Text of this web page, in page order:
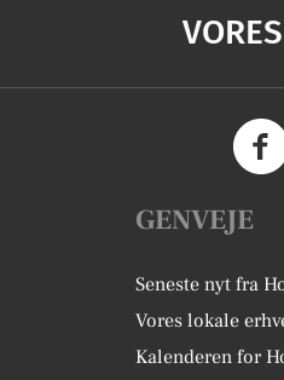
VORES
GENVEJE
Seneste nyt fra
Vores lokale
Kalenderen for